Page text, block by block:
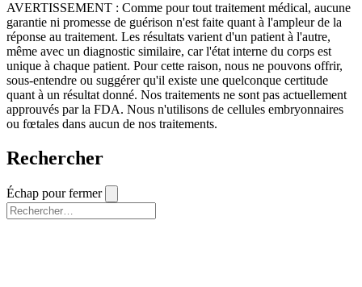
AVERTISSEMENT : Comme pour tout traitement médical, aucune
garantie ni promesse de guérison n'est faite quant à l'ampleur de la
réponse au traitement. Les résultats varient d'un patient à l'autre,
même avec un diagnostic similaire, car l'état interne du corps est
unique à chaque patient. Pour cette raison, nous ne pouvons offrir,
sous-entendre ou suggérer qu'il existe une quelconque certitude
quant à un résultat donné. Nos traitements ne sont pas actuellement
approuvés par la FDA. Nous n'utilisons de cellules embryonnaires
ou fœtales dans aucun de nos traitements.
Rechercher
Échap pour fermer